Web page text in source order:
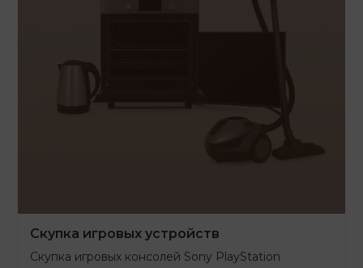
Скупка игровых устройств
Скупка игровых консолей Sony PlayStation